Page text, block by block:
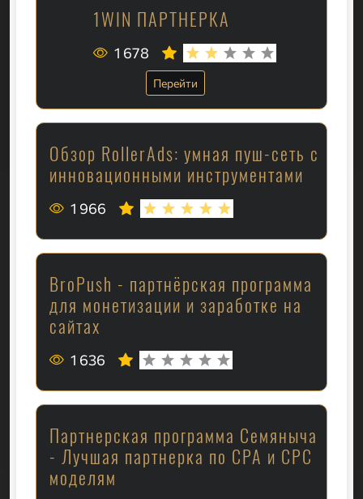
1WIN ПАРТНЕРКА
1 678
Перейти
Обзор RollerAds: умная пуш-сеть с
инновационными инструментами
1 966
BroPush - партнёрская программа
для монетизации и заработке на
сайтах
1 636
Партнерская программа Семяныча
- Лучшая партнерка по CPA и CPC
моделям